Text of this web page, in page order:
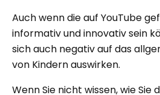
Auch wenn die auf YouTube
informativ und innovativ sein
sich auch negativ auf das
von Kindern auswirken.
Wenn Sie nicht wissen, wie Sie